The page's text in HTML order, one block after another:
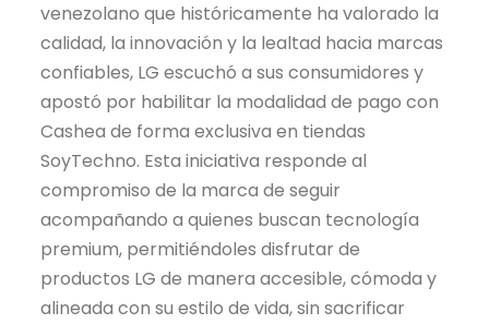
venezolano que históricamente ha valorado la
calidad, la innovación y la lealtad hacia marcas
confiables, LG escuchó a sus consumidores y
apostó por habilitar la modalidad de pago con
Cashea de forma exclusiva en tiendas
SoyTechno. Esta iniciativa responde al
compromiso de la marca de seguir
acompañando a quienes buscan tecnología
premium, permitiéndoles disfrutar de
productos LG de manera accesible, cómoda y
alineada con su estilo de vida, sin sacrificar